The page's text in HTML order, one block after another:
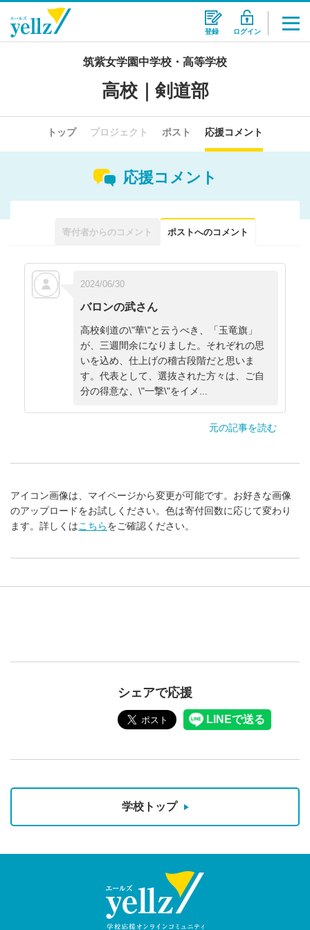
登録 ログイン
筑紫女学園中学校・高等学校
高校｜剣道部
トップ プロジェクト ポスト 応援コメント
応援コメント
寄付者からのコメント ポストへのコメント
コメントはありません。
2024/06/30
バロンの武さん
高校剣道の\"華\"と云うべき、「玉竜旗」
が、三週間余になりました。それぞれの思
いを込め、仕上げの稽古段階だと思いま
す。代表として、選抜された方々は、ご自
分の得意な、\"一撃\"をイメ...
元の記事を読む
アイコン画像は、マイページから変更が可能です。お好きな画像
のアップロードをお試しください。色は寄付回数に応じて変わり
ます。詳しくはこちらをご確認ください。
シェアで応援
学校トップ